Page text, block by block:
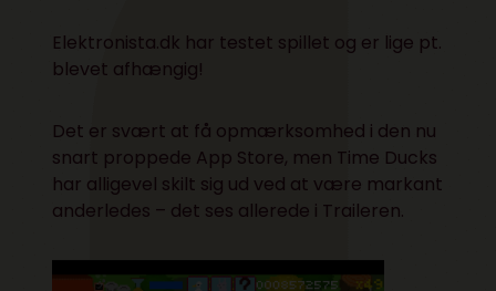
Elektronista.dk har testet spillet og er lige pt.
blevet afhængig!
Det er svært at få opmærksomhed i den nu
snart proppede App Store, men Time Ducks
har alligevel skilt sig ud ved at være markant
anderledes – det ses allerede i Traileren.